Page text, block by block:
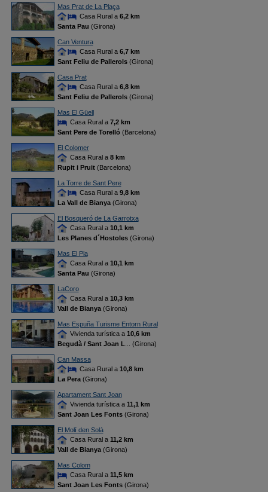
Mas Prat de La Plaça
Casa Rural a 6,2 km
Santa Pau (Girona)
Can Ventura
Casa Rural a 6,7 km
Sant Feliu de Pallerols(Girona)
Casa Prat
Casa Rural a 6,8 km
Sant Feliu de Pallerols(Girona)
Mas El Güell
Casa Rural a 7,2 km
Sant Pere de Torelló(Barcelona)
El Colomer
Casa Rural a 8 km
Rupit i Pruit(Barcelona)
La Torre de Sant Pere
Casa Rural a 9,8 km
La Vall de Bianya(Girona)
El Bosqueró de La Garrotxa
Casa Rural a 10,1 km
Les Planes d´Hostoles(Girona)
Mas El Pla
Casa Rural a 10,1 km
Santa Pau (Girona)
LaCoro
Casa Rural a 10,3 km
Vall de Bianya(Girona)
Mas Espuña Turisme Entorn Rural
Vivienda turística a 10,6 km
Begudà / Sant Joan L ... (Girona)
Can Massa
Casa Rural a 10,8 km
La Pera(Girona)
Apartament Sant Joan
Vivienda turística a 11,1 km
Sant Joan Les Fonts(Girona)
El Molí den Solà
Casa Rural a 11,2 km
Vall de Bianya(Girona)
Mas Colom
Casa Rural a 11,5 km
Sant Joan Les Fonts(Girona)